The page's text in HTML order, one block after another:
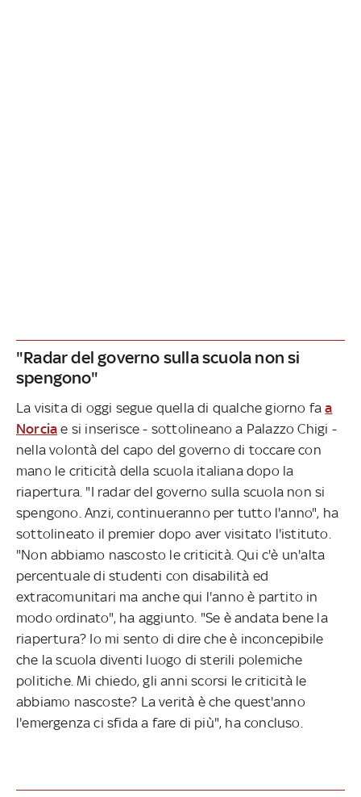
"Radar del governo sulla scuola non si
spengono"
La visita di oggi segue quella di qualche giorno faa
Norcia e si inserisce - sottolineano a Palazzo Chigi -
nella volontà del capo del governo di toccare con
mano le criticità della scuola italiana dopo la
riapertura. "I radar del governo sulla scuola non si
spengono. Anzi, continueranno per tutto l'anno", ha
sottolineato il premier dopo aver visitato l'istituto.
"Non abbiamo nascosto le criticità. Qui c'è un'alta
percentuale di studenti con disabilità ed
extracomunitari ma anche qui l'anno è partito in
modo ordinato", ha aggiunto. "Se è andata bene la
riapertura? Io mi sento di dire che è inconcepibile
che la scuola diventi luogo di sterili polemiche
politiche. Mi chiedo, gli anni scorsi le criticità le
abbiamo nascoste? La verità è che quest'anno
l'emergenza ci sfida a fare di più", ha concluso.